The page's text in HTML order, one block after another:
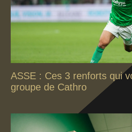
ASSE : Ces 3 renforts qui
groupe de Cathro